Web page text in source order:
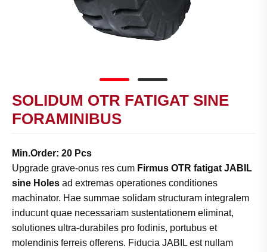
SOLIDUM OTR FATIGAT SINE
FORAMINIBUS
Min.Order: 20 Pcs
Upgrade grave-onus res cum Firmus OTR fatigat JABIL
sine Holes ad extremas operationes conditiones
machinator. Hae summae solidam structuram integralem
inducunt quae necessariam sustentationem eliminat,
solutiones ultra-durabiles pro fodinis, portubus et
molendinis ferreis offerens. Fiducia JABIL est nullam